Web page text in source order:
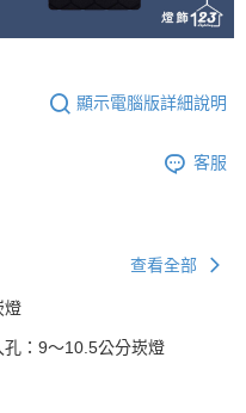
顯示電腦版詳細說明
客服
查看全部
燈
孔：9～10.5公分崁燈